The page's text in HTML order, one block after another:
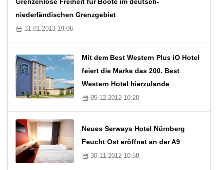
niederländischen Grenzgebiet
31.01.2013 19:06
Mit dem Best Western Plus iO Hotel
feiert die Marke das 200. Best
Western Hotel hierzulande
05.12.2012 10:20
Neues Serways Hotel Nürnberg
Feucht Ost eröffnet an der A9
30.11.2012 10:58